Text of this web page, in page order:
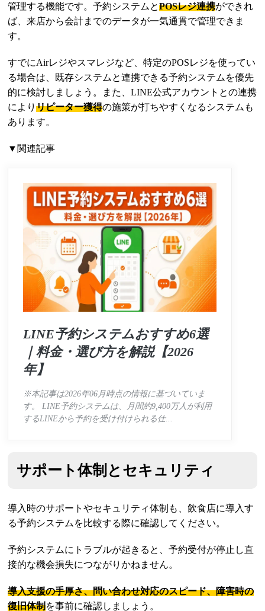
管理する機能です。予約システムとPOSレジ連携ができれ
ば、来店から会計までのデータが一気通貫で管理できま
す。
すでにAirレジやスマレジなど、特定のPOSレジを使ってい
る場合は、既存システムと連携できる予約システムを優先
的に検討しましょう。また、LINE公式アカウントとの連携
によりリピーター獲得の施策が打ちやすくなるシステムも
あります。
▼関連記事
LINE予約システムおすすめ6選
｜料金・選び方を解説【2026
年】
※本記事は2026年06月時点の情報に基づいていま
す。 LINE予約システムは、月間約9,400万人が利用
するLINEから予約を受け付けられる仕...
サポート体制とセキュリティ
導入時のサポートやセキュリティ体制も、飲食店に導入す
る予約システムを比較する際に確認してください。
予約システムにトラブルが起きると、予約受付が停止し直
接的な機会損失につながりかねません。
導入支援の手厚さ、問い合わせ対応のスピード、障害時の
復旧体制を事前に確認しましょう。